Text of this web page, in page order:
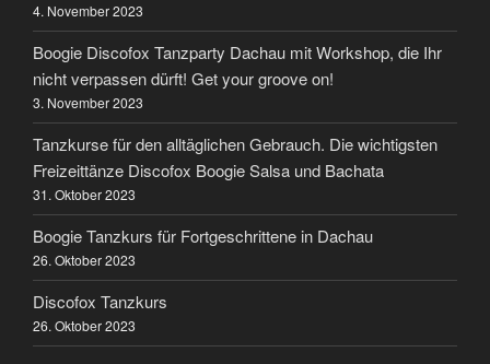
4. November 2023
Boogie Discofox Tanzparty Dachau mit Workshop, die Ihr
nicht verpassen dürft! Get your groove on!
3. November 2023
Tanzkurse für den alltäglichen Gebrauch. Die wichtigsten
Freizeittänze Discofox Boogie Salsa und Bachata
31. Oktober 2023
Boogie Tanzkurs für Fortgeschrittene in Dachau
26. Oktober 2023
Discofox Tanzkurs
26. Oktober 2023